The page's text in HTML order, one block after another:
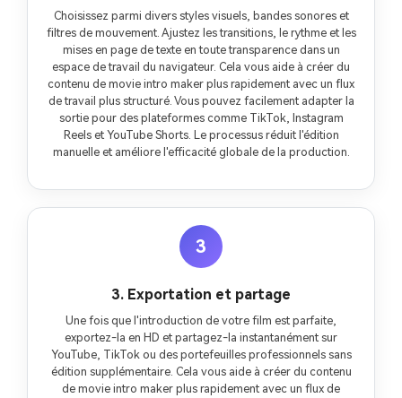
Choisissez parmi divers styles visuels, bandes sonores et
filtres de mouvement. Ajustez les transitions, le rythme et les
mises en page de texte en toute transparence dans un
espace de travail du navigateur. Cela vous aide à créer du
contenu de movie intro maker plus rapidement avec un flux
de travail plus structuré. Vous pouvez facilement adapter la
sortie pour des plateformes comme TikTok, Instagram
Reels et YouTube Shorts. Le processus réduit l'édition
manuelle et améliore l'efficacité globale de la production.
3
3. Exportation et partage
Une fois que l'introduction de votre film est parfaite,
exportez-la en HD et partagez-la instantanément sur
YouTube, TikTok ou des portefeuilles professionnels sans
édition supplémentaire. Cela vous aide à créer du contenu
de movie intro maker plus rapidement avec un flux de